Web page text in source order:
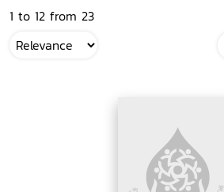
1 to 12 from 23